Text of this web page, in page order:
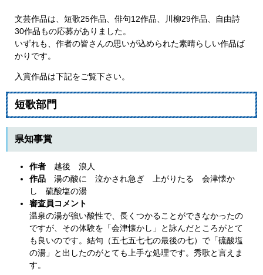
文芸作品は、短歌25作品、俳句12作品、川柳29作品、自由詩
30作品もの応募がありました。
いずれも、作者の皆さんの思いが込められた素晴らしい作品ば
かりです。
入賞作品は下記をご覧下さい。
短歌部門
県知事賞
作者 越後 浪人
作品 湯の酸に 泣かされ急ぎ 上がりたる 会津懐か
し 硫酸塩の湯
審査員コメント
温泉の湯が強い酸性で、長くつかることができなかったの
ですが、その体験を「会津懐かし」と詠んだところがとて
も良いのです。結句（五七五七七の最後の七）で「硫酸塩
の湯」と出したのがとても上手な処理です。秀歌と言えま
す。